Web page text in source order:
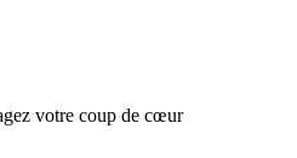
votre coup de cœur